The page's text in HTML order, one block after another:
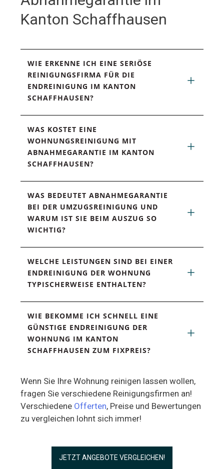
Kanton Schaffhausen
WIE ERKENNE ICH EINE SERIÖSE
REINIGUNGSFIRMA FÜR DIE
ENDREINIGUNG IM KANTON
SCHAFFHAUSEN?
WAS KOSTET EINE
WOHNUNGSREINIGUNG MIT
ABNAHMEGARANTIE IM KANTON
SCHAFFHAUSEN?
WAS BEDEUTET ABNAHMEGARANTIE
BEI DER UMZUGSREINIGUNG UND
WARUM IST SIE BEIM AUSZUG SO
WICHTIG?
WELCHE LEISTUNGEN SIND BEI EINER
ENDREINIGUNG DER WOHNUNG
TYPISCHERWEISE ENTHALTEN?
WIE BEKOMME ICH SCHNELL EINE
GÜNSTIGE ENDREINIGUNG DER
WOHNUNG IM KANTON
SCHAFFHAUSEN ZUM FIXPREIS?
Wenn Sie Ihre Wohnung reinigen lassen wollen,
fragen Sie verschiedene Reinigungsfirmen an!
Verschiedene Offerten, Preise und Bewertungen
zu vergleichen lohnt sich immer!
JETZT ANGEBOTE VERGLEICHEN!